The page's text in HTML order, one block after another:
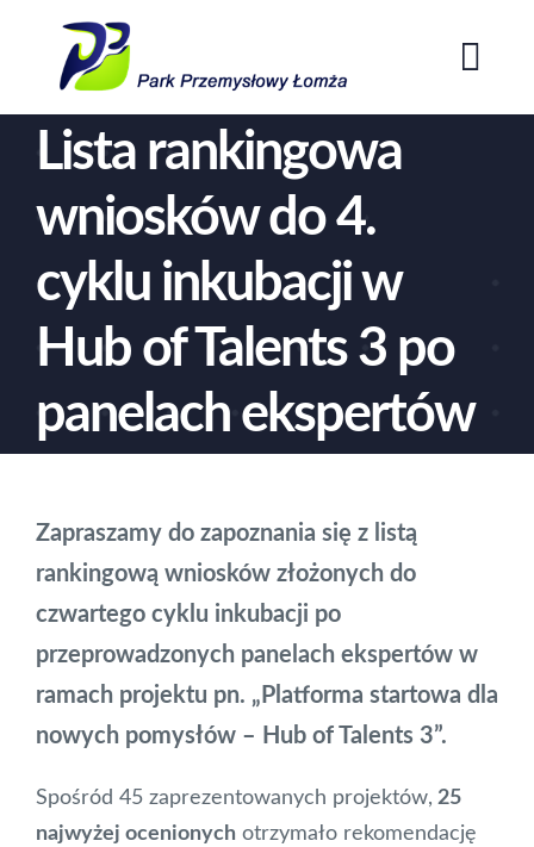
zawartości
Home
O Parku
Oferta
Kontakt
Lista rankingowa
wniosków do 4.
cyklu inkubacji w
Hub of Talents 3 po
panelach ekspertów
Zapraszamy do zapoznania się z listą
rankingową wniosków złożonych do
czwartego cyklu inkubacji po
przeprowadzonych panelach ekspertów w
ramach projektu pn. „Platforma startowa dla
nowych pomysłów – Hub of Talents 3”.
Spośród 45 zaprezentowanych projektów, 25
najwyżej ocenionych otrzymało rekomendację